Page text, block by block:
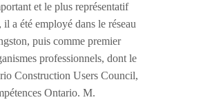
et le plus représentatif
a été employé dans le réseau
puis comme premier
professionnels, dont le
Construction Users Council,
Ontario. M.